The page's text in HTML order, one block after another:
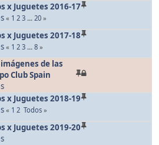
x Juguetes 2016-17
« 1 2 3 ... 20 »
x Juguetes 2017-18
« 1 2 3 ... 8 »
de las
Club Spain
x Juguetes 2018-19
« 1 2 Todos »
x Juguetes 2019-20